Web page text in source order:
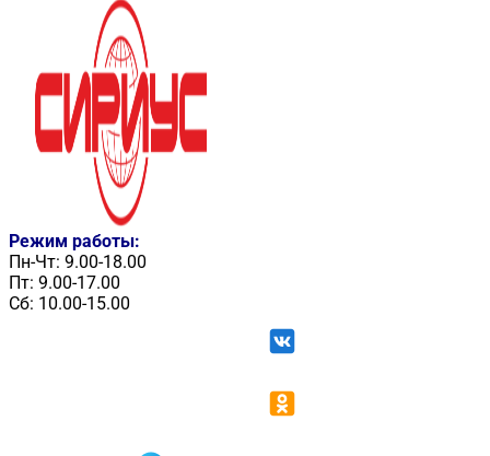
Режим работы:
Пн-Чт: 9.00-18.00
Пт: 9.00-17.00
Сб: 10.00-15.00